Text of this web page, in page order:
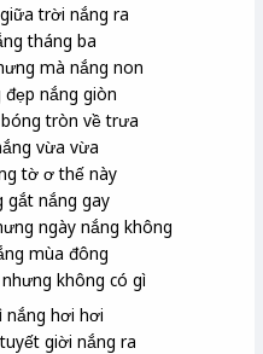
trời nắng ra
tháng ba
mà nắng non
nắng giòn
tròn về trưa
vừa vừa
tờ ơ thế này
gắt nắng gay
ngày nắng không
mùa đông
không có gì
nắng hơi hơi
giời nắng ra